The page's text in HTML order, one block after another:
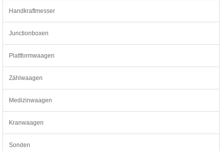
Handkraftmesser
Junctionboxen
Plattformwaagen
Zählwaagen
Medizinwaagen
Kranwaagen
Sonden